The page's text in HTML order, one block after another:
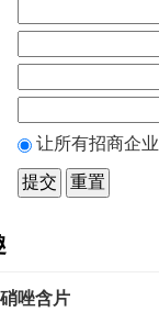
让所有招商企
唑含片